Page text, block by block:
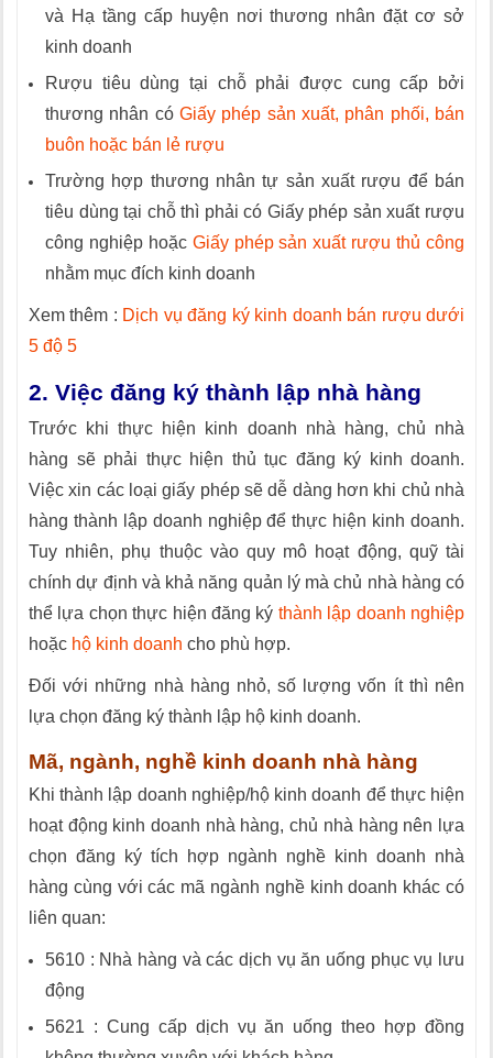
và Hạ tầng cấp huyện nơi thương nhân đặt cơ sở
kinh doanh
Rượu tiêu dùng tại chỗ phải được cung cấp bởi
thương nhân có Giấy phép sản xuất, phân phối, bán
buôn hoặc bán lẻ rượu
Trường hợp thương nhân tự sản xuất rượu để bán
tiêu dùng tại chỗ thì phải có Giấy phép sản xuất rượu
công nghiệp hoặc Giấy phép sản xuất rượu thủ công
nhằm mục đích kinh doanh
Xem thêm : Dịch vụ đăng ký kinh doanh bán rượu dưới
5 độ 5
2. Việc đăng ký thành lập nhà hàng
Trước khi thực hiện kinh doanh nhà hàng, chủ nhà
hàng sẽ phải thực hiện thủ tục đăng ký kinh doanh.
Việc xin các loại giấy phép sẽ dễ dàng hơn khi chủ nhà
hàng thành lập doanh nghiệp để thực hiện kinh doanh.
Tuy nhiên, phụ thuộc vào quy mô hoạt động, quỹ tài
chính dự định và khả năng quản lý mà chủ nhà hàng có
thể lựa chọn thực hiện đăng ký thành lập doanh nghiệp
hoặc hộ kinh doanh cho phù hợp.
Đối với những nhà hàng nhỏ, số lượng vốn ít thì nên
lựa chọn đăng ký thành lập hộ kinh doanh.
Mã, ngành, nghề kinh doanh nhà hàng
Khi thành lập doanh nghiệp/hộ kinh doanh để thực hiện
hoạt động kinh doanh nhà hàng, chủ nhà hàng nên lựa
chọn đăng ký tích hợp ngành nghề kinh doanh nhà
hàng cùng với các mã ngành nghề kinh doanh khác có
liên quan:
5610 : Nhà hàng và các dịch vụ ăn uống phục vụ lưu
động
5621 : Cung cấp dịch vụ ăn uống theo hợp đồng